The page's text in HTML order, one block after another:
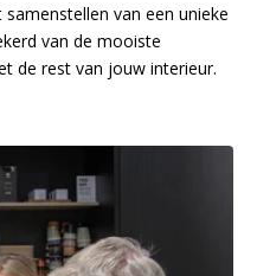
van een unieke
van de mooiste
de rest van jouw interieur.